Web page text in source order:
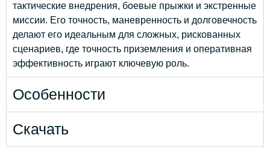
тактические внедрения, боевые прыжки и экстренные
миссии. Его точность, маневренность и долговечность
делают его идеальным для сложных, рискованных
сценариев, где точность приземления и оперативная
эффективность играют ключевую роль.
Особенности
Скачать